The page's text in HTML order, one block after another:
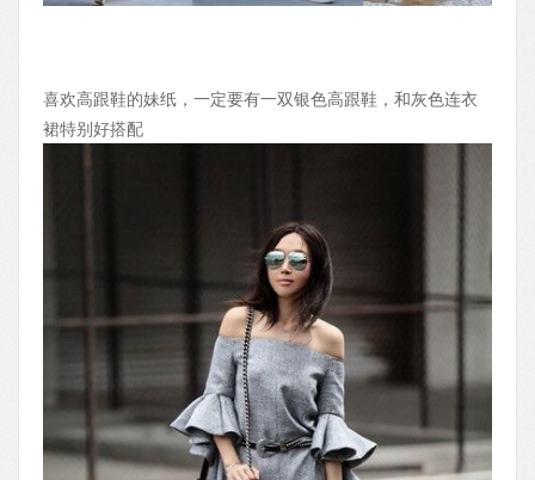
喜欢高跟鞋的妹纸，一定要有一双银色高跟鞋，和灰色连衣
裙特别好搭配